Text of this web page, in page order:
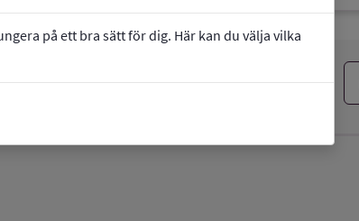
på ett bra sätt för dig. Här kan du välja vilka